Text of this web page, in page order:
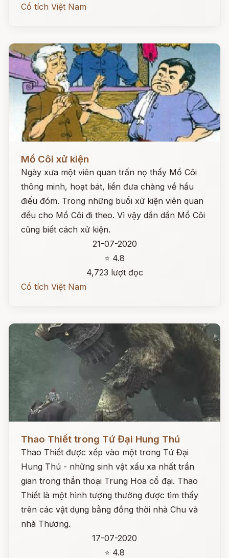
Cổ tích Việt Nam
Đọc ngay
Mồ Côi xử kiện
Ngày xưa một viên quan trấn nọ thấy Mồ Côi
thông minh, hoạt bát, liền đưa chàng về hầu
điếu đóm. Trong những buổi xử kiện viên quan
đều cho Mồ Côi đi theo. Vì vậy dần dần Mồ Côi
cũng biết cách xử kiện.
21-07-2020
⭐ 4.8
4,723 lượt đọc
Cổ tích Việt Nam
Thao Thiết trong Tứ Đại Hung Thú
Thao Thiết được xếp vào một trong Tứ Đại
Hung Thú - những sinh vật xấu xa nhất trần
gian trong thần thoại Trung Hoa cổ đại. Thao
Thiết là một hình tượng thường được tìm thấy
trên các vật dụng bằng đồng thời nhà Chu và
nhà Thương.
17-07-2020
⭐ 4.8